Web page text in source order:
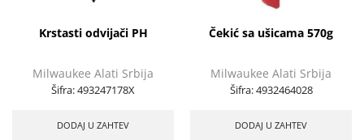
Krstasti odvijači PH
Milwaukee Alati Srbija
Šifra:493247178X
DODAJ U ZAHTEV
Čekić sa ušicama 570g
Milwaukee Alati Srbija
Šifra:4932464028
DODAJ U ZAHTEV